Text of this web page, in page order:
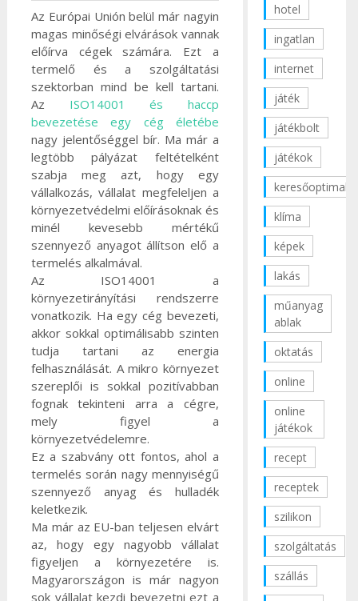
Az Európai Unión belül már nagyin
magas minőségi elvárások vannak
előírva cégek számára. Ezt a
termelő és a szolgáltatási
szektorban mind be kell tartani.
Az ISO14001 és haccp
bevezetése egy cég életébe
nagy jelentőséggel bír. Ma már a
legtöbb pályázat feltételként
szabja meg azt, hogy egy
vállalkozás, vállalat megfeleljen a
környezetvédelmi előírásoknak és
minél kevesebb mértékű
szennyező anyagot állítson elő a
termelés alkalmával.
Az ISO14001 a
környezetirányítási rendszerre
vonatkozik. Ha egy cég bevezeti,
akkor sokkal optimálisabb szinten
tudja tartani az energia
felhasználását. A mikro környezet
szereplői is sokkal pozitívabban
fognak tekinteni arra a cégre,
mely figyel a
környezetvédelemre.
Ez a szabvány ott fontos, ahol a
termelés során nagy mennyiségű
szennyező anyag és hulladék
keletkezik.
Ma már az EU-ban teljesen elvárt
az, hogy egy nagyobb vállalat
figyeljen a környezetére is.
Magyarországon is már nagyon
sok vállalat kezdi bevezetni ezt a
hotel
ingatlan
internet
játék
játékbolt
játékok
klíma
képek
lakás
műanyag
ablak
oktatás
online
online
játékok
recept
receptek
szilikon
szolgáltatás
szállás